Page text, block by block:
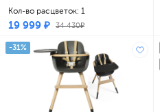
Кол-во расцветок: 1
19 999 ₽ 34 430₽
-31%